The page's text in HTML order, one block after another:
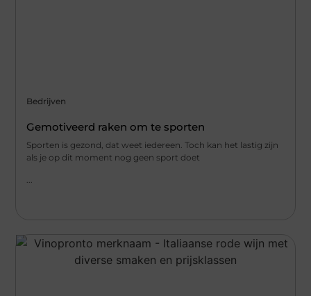
Bedrijven
Gemotiveerd raken om te sporten
Sporten is gezond, dat weet iedereen. Toch kan het lastig zijn
als je op dit moment nog geen sport doet
...